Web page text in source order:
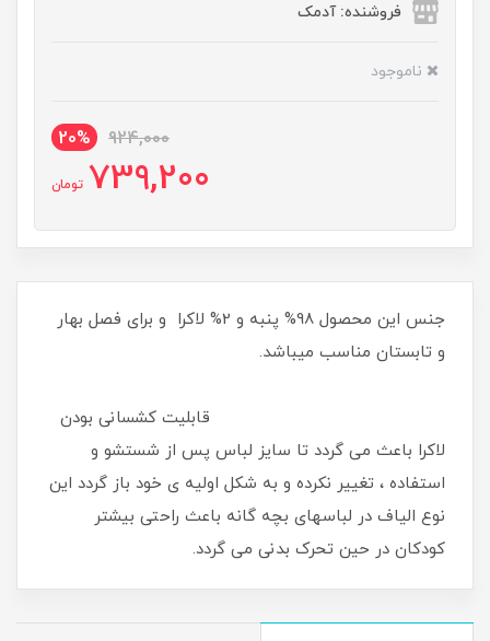
فروشنده: آدمک
ناموجود
924,000
20%
739,200 تومان
جنس این محصول 98% پنبه و 2% لاکرا و برای فصل بهار
و تابستان مناسب میباشد.
قابلیت کشسانی بودن
لاکرا باعث می گردد تا سایز لباس پس از شستشو و
استفاده ، تغییر نکرده و به شکل اولیه ی خود باز گردد این
نوع الیاف در لباسهای بچه گانه باعث راحتی بیشتر
کودکان در حین تحرک بدنی می گردد.